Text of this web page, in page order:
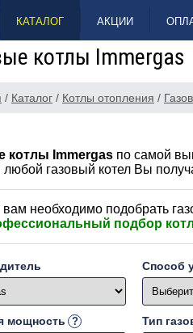
КАТАЛОГ АКЦИИ
котлы Immergas
/ Каталог / Котлы отопления /
котлы Immergas по самой
любой газовый котел Вы
вам необходимо подобрать
подбор
Способ
мощность Тип